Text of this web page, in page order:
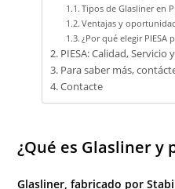
Tipos de Glasliner en
Ventajas y
¿Por qué elegir PIESA
PIESA: Calidad, Servicio
Para saber más,
Contacte
¿Qué es Glasliner y
Glasliner, fabricado por